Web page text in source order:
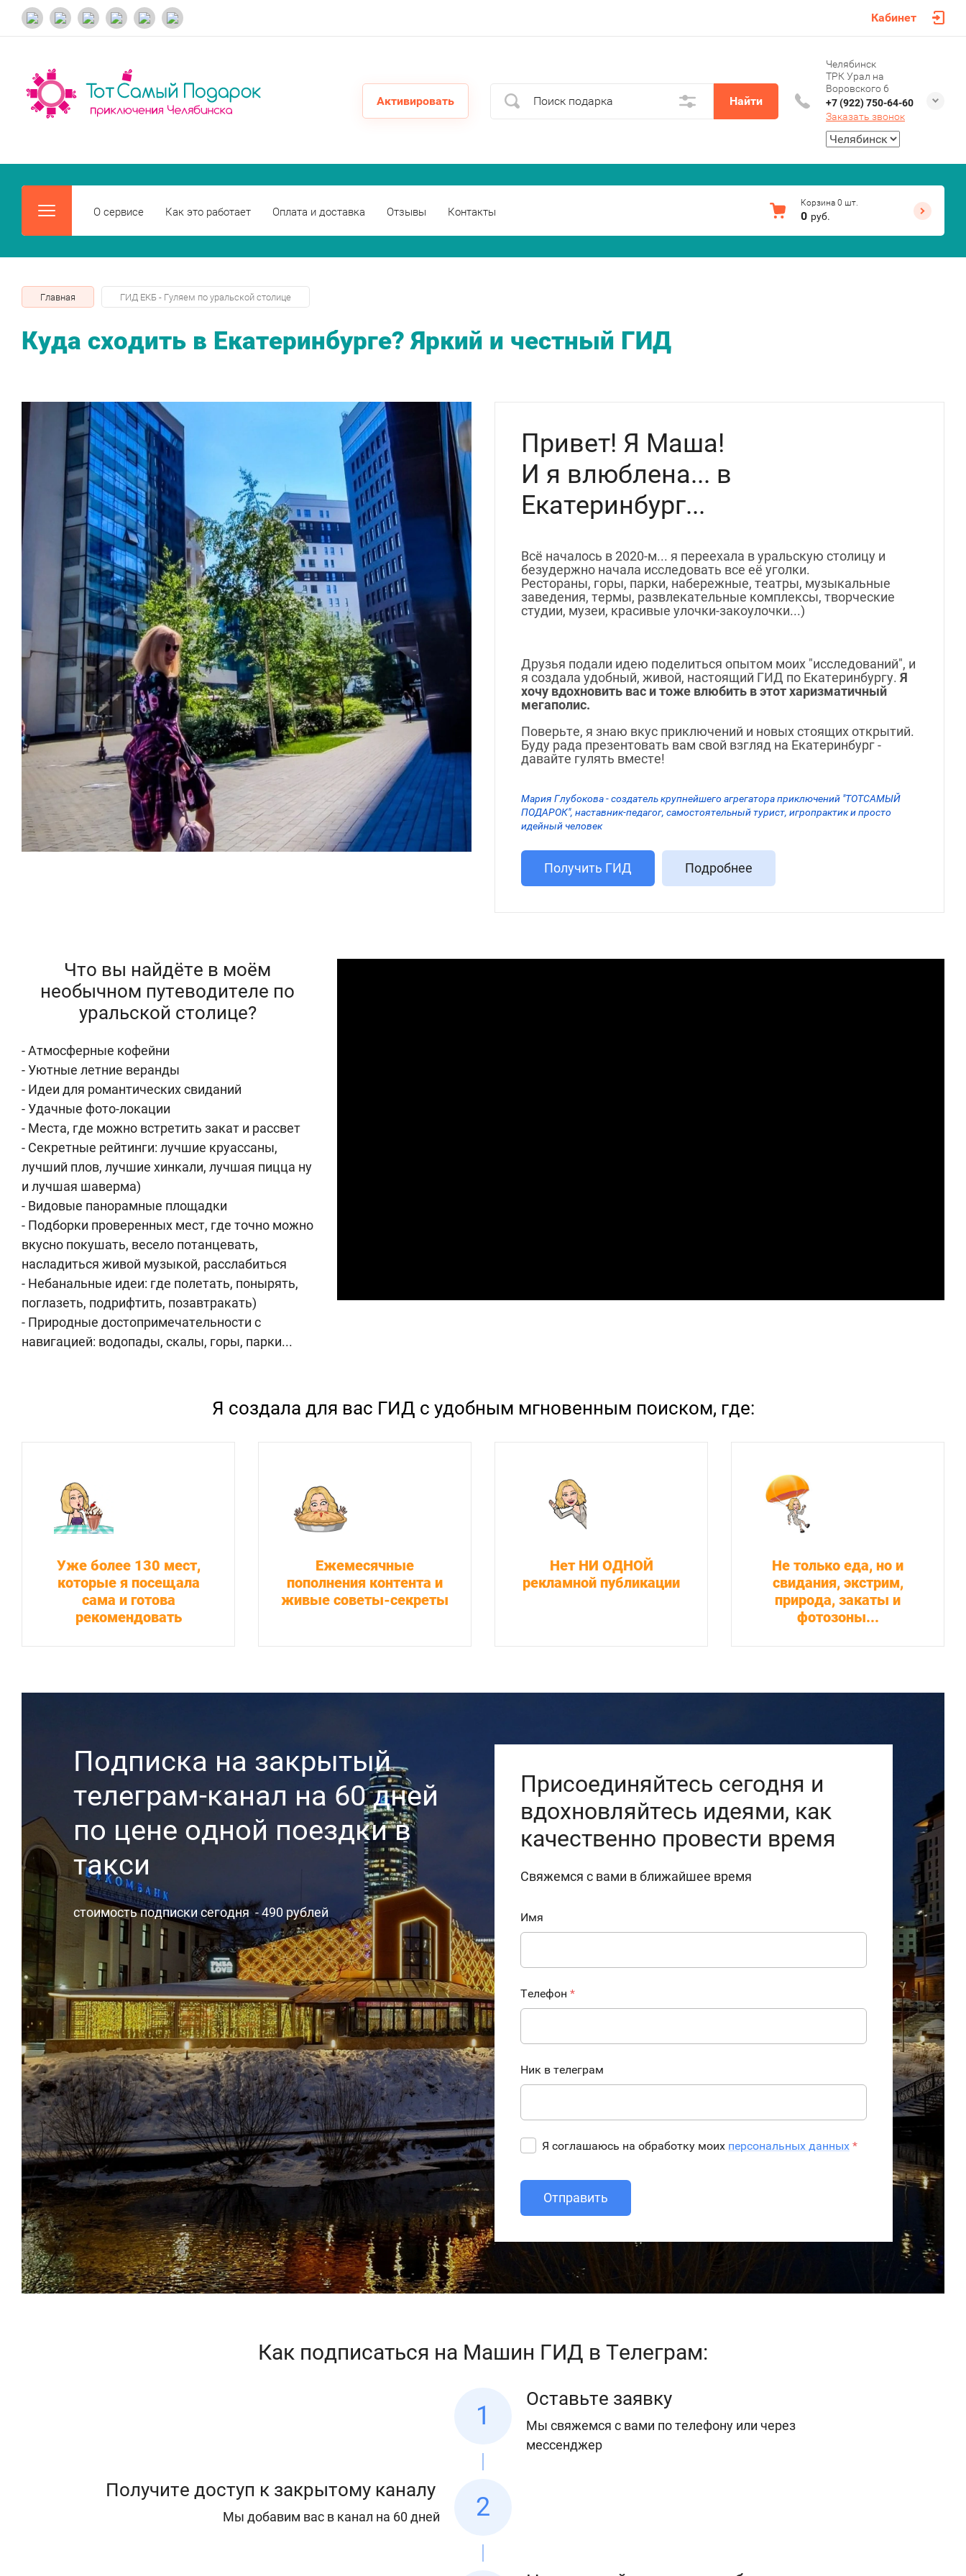
Кабинет
Активировать Найти
Челябинск
ТРК Урал на
Воровского 6
+7 (922) 750-64-60
Заказать звонок
О сервисе Как это работает Оплата и доставка Отзывы Контакты
Корзина 0 шт.
0 руб.
Главная ГИД ЕКБ - Гуляем по уральской столице
Куда сходить в Екатеринбурге? Яркий и честный ГИД
Привет! Я Маша!
И я влюблена... в
Екатеринбург...
Всё началось в 2020-м... я переехала в уральскую столицу и
безудержно начала исследовать все её уголки.
Рестораны, горы, парки, набережные, театры, музыкальные
заведения, термы, развлекательные комплексы, творческие
студии, музеи, красивые улочки-закоулочки...)
Друзья подали идею поделиться опытом моих "исследований", и
я создала удобный, живой, настоящий ГИД по Екатеринбургу. Я
хочу вдохновить вас и тоже влюбить в этот харизматичный
мегаполис.
Поверьте, я знаю вкус приключений и новых стоящих открытий.
Буду рада презентовать вам свой взгляд на Екатеринбург -
давайте гулять вместе!
Мария Глубокова - создатель крупнейшего агрегатора приключений "ТОТСАМЫЙ
ПОДАРОК", наставник-педагог, самостоятельный турист, игропрактик и просто
идейный человек
Получить ГИД Подробнее
Что вы найдёте в моём
необычном путеводителе по
уральской столице?
- Атмосферные кофейни
- Уютные летние веранды
- Идеи для романтических свиданий
- Удачные фото-локации
- Места, где можно встретить закат и рассвет
- Секретные рейтинги: лучшие круассаны,
лучший плов, лучшие хинкали, лучшая пицца ну
и лучшая шаверма)
- Видовые панорамные площадки
- Подборки проверенных мест, где точно можно
вкусно покушать, весело потанцевать,
насладиться живой музыкой, расслабиться
- Небанальные идеи: где полетать, понырять,
поглазеть, подрифтить, позавтракать)
- Природные достопримечательности с
навигацией: водопады, скалы, горы, парки...
Я создала для вас ГИД с удобным мгновенным поиском, где:
Уже более 130 мест,
которые я посещала
сама и готова
рекомендовать
Ежемесячные
пополнения контента и
живые советы-секреты
Нет НИ ОДНОЙ
рекламной публикации
Не только еда, но и
свидания, экстрим,
природа, закаты и
фотозоны...
Подписка на закрытый
телеграм-канал на 60 дней
по цене одной поездки в
такси
стоимость подписки сегодня - 490 рублей
Присоединяйтесь сегодня и
вдохновляйтесь идеями, как
качественно провести время
Свяжемся с вами в ближайшее время
Имя
Телефон *
Ник в телеграм
Я соглашаюсь на обработку моих персональных данных *
Отправить
Как подписаться на Машин ГИД в Телеграм:
1
Оставьте заявку
Мы свяжемся с вами по телефону или через
мессенджер
2
Получите доступ к закрытому каналу
Мы добавим вас в канал на 60 дней